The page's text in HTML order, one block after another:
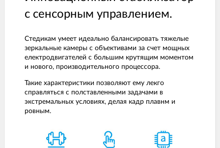
с сенсорным управлением.
Стедикам умеет идеально балансировать тяжелые
зеркальные камеры с объективами за счет мощных
електродвигателей с большим крутящим моментом
и нового, производительного процессора.
Такие характеристики позволяют ему лекго
справляться с полставленными задачами в
экстремальных условиях, делая кадр плавнм и
ровным.